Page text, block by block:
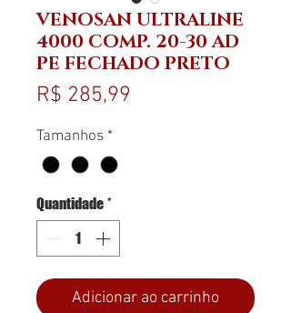
VENOSAN ULTRALINE
4000 COMP. 20-30 AD
PE FECHADO PRETO
R$ 285,99
Tamanhos *
Quantidade *
Adicionar ao carrinho